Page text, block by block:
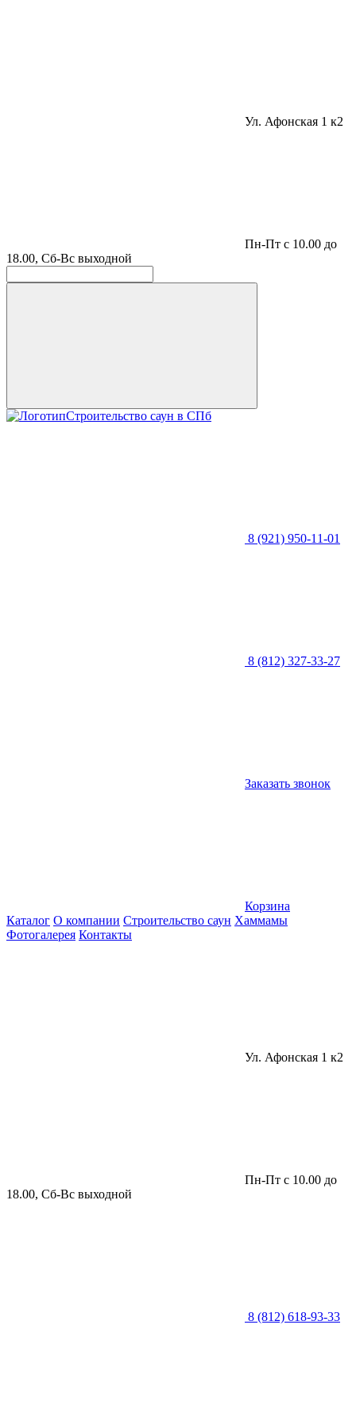
Ул. Афонская 1 к2
Пн-Пт с 10.00 до
18.00, Сб-Вс выходной
Строительство саун в СПб
8 (921) 950-11-01
8 (812) 327-33-27
Заказать звонок
Корзина
Каталог О компании Строительство саун Хаммамы
Фотогалерея Контакты
Ул. Афонская 1 к2
Пн-Пт с 10.00 до
18.00, Сб-Вс выходной
8 (812) 618-93-33